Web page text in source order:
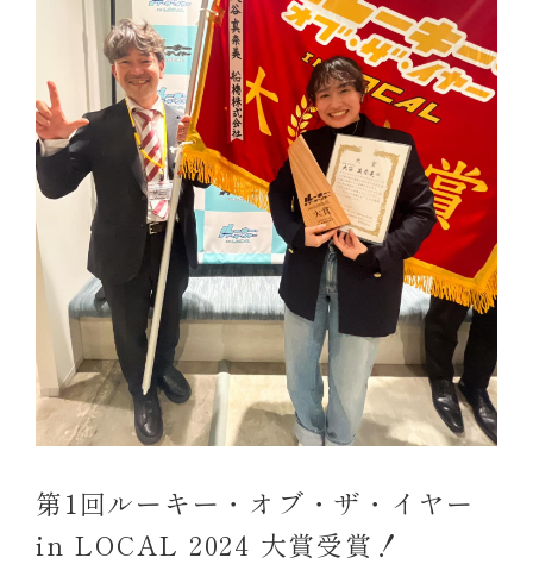
第1回ルーキー・オブ・ザ・イヤー
in LOCAL 2024 大賞受賞！